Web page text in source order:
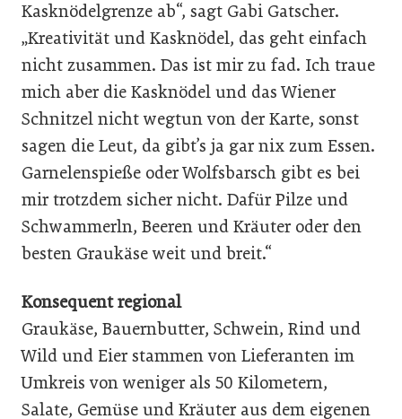
Kasknödelgrenze ab“, sagt Gabi Gatscher.
„Kreativität und Kasknödel, das geht einfach
nicht zusammen. Das ist mir zu fad. Ich traue
mich aber die Kasknödel und das Wiener
Schnitzel nicht wegtun von der Karte, sonst
sagen die Leut, da gibt’s ja gar nix zum Essen.
Garnelenspieße oder Wolfsbarsch gibt es bei
mir trotzdem sicher nicht. Dafür Pilze und
Schwammerln, Beeren und Kräuter oder den
besten Graukäse weit und breit.“
Konsequent regional
Graukäse, Bauernbutter, Schwein, Rind und
Wild und Eier stammen von Lieferanten im
Umkreis von weniger als 50 Kilometern,
Salate, Gemüse und Kräuter aus dem eigenen